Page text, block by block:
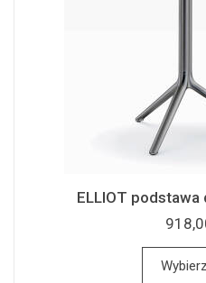
ELLIOT